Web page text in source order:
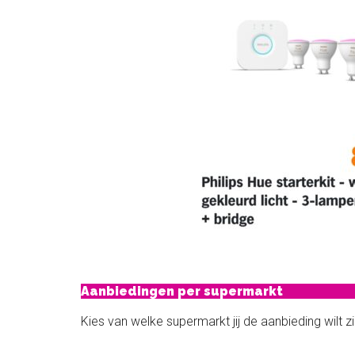
Aanbiedingen per supermarkt
Kies van welke supermarkt jij de aanbieding wilt